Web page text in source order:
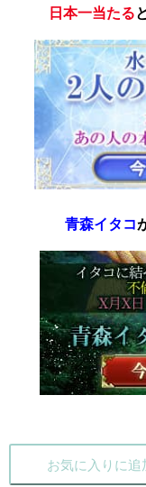
日本一当たる
青森イタコ
お気に入りに追